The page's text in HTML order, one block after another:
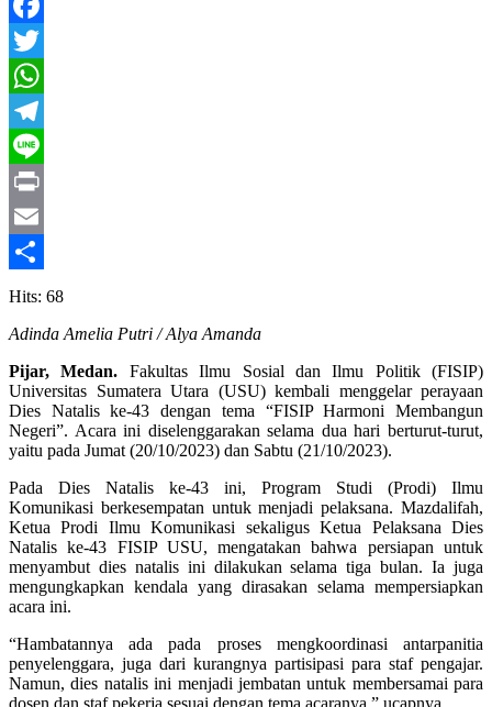
Facebook
Twitter
WhatsApp
Telegram
Line
Print
Email
Share
Hits: 68
Adinda Amelia Putri / Alya Amanda
Pijar, Medan. Fakultas Ilmu Sosial dan Ilmu Politik (FISIP)
Universitas Sumatera Utara (USU) kembali menggelar perayaan
Dies Natalis ke-43 dengan tema “FISIP Harmoni Membangun
Negeri”. Acara ini diselenggarakan selama dua hari berturut-turut,
yaitu pada Jumat (20/10/2023) dan Sabtu (21/10/2023).
Pada Dies Natalis ke-43 ini, Program Studi (Prodi) Ilmu
Komunikasi berkesempatan untuk menjadi pelaksana. Mazdalifah,
Ketua Prodi Ilmu Komunikasi sekaligus Ketua Pelaksana Dies
Natalis ke-43 FISIP USU, mengatakan bahwa persiapan untuk
menyambut dies natalis ini dilakukan selama tiga bulan. Ia juga
mengungkapkan kendala yang dirasakan selama mempersiapkan
acara ini.
“Hambatannya ada pada proses mengkoordinasi antarpanitia
penyelenggara, juga dari kurangnya partisipasi para staf pengajar.
Namun, dies natalis ini menjadi jembatan untuk membersamai para
dosen dan staf pekerja sesuai dengan tema acaranya,” ucapnya.